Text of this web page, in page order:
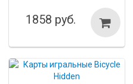
1858 руб.